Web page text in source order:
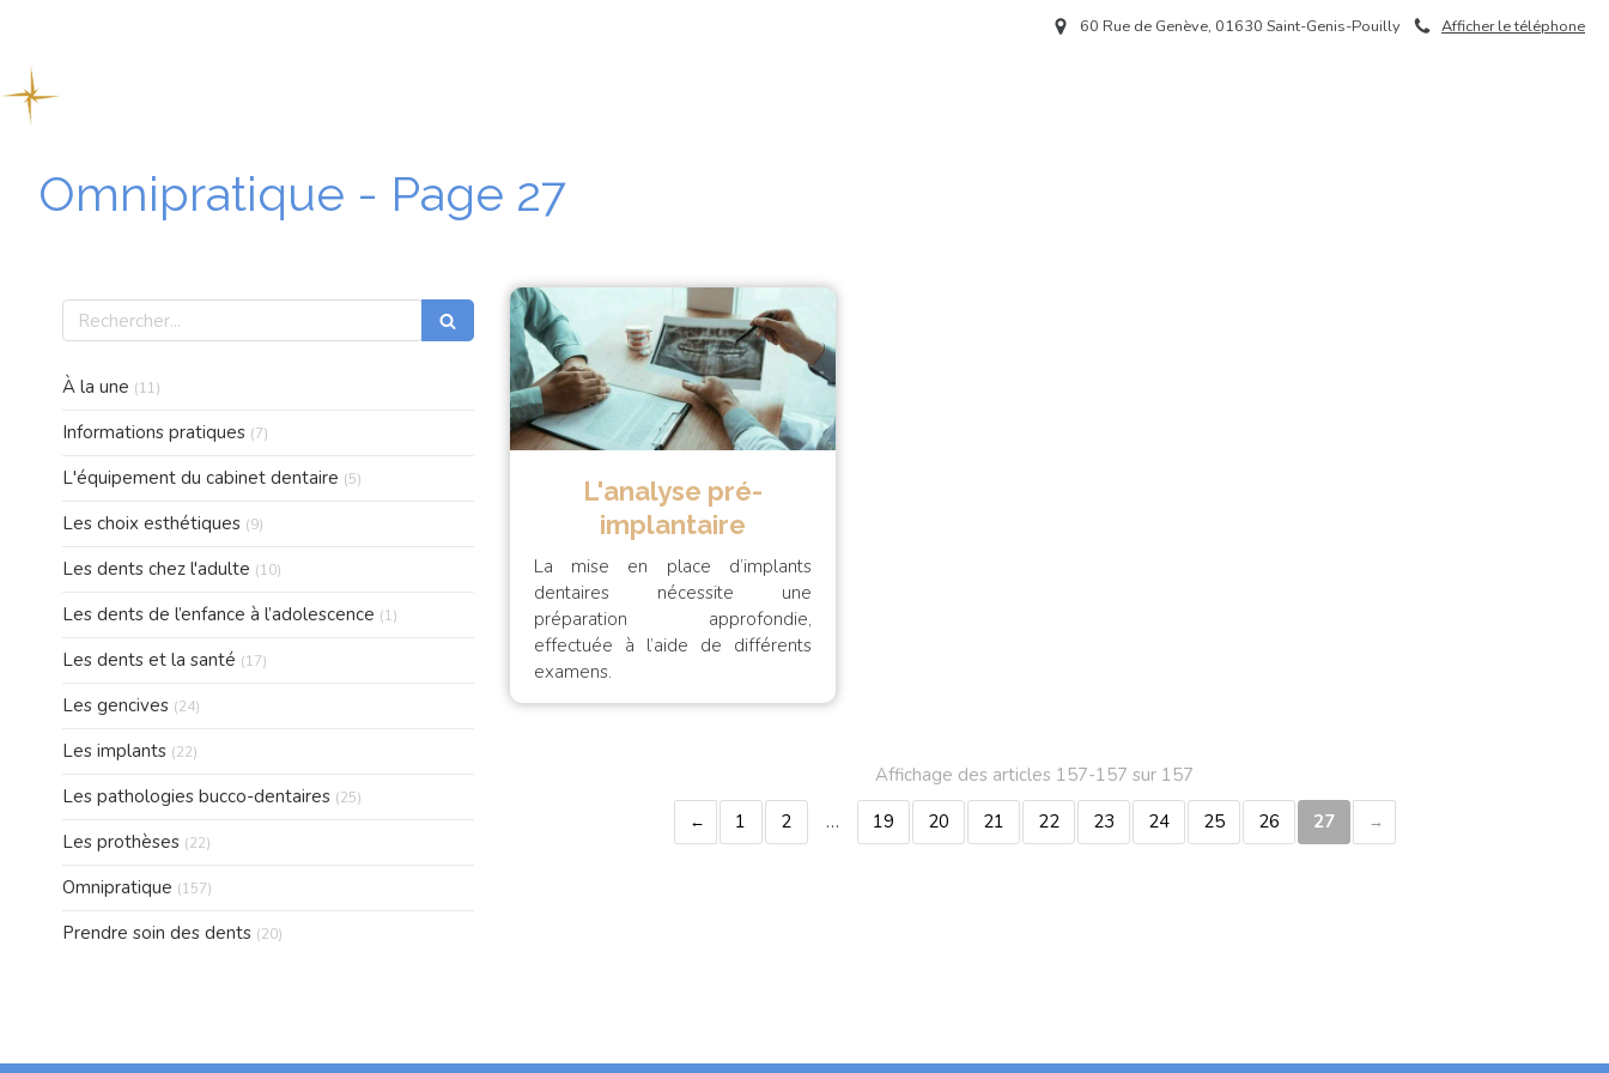
Afficher le téléphone
60 Rue de Genève, 01630 Saint-Genis-Pouilly
Omnipratique - Page 27
L'analyse pré-
implantaire
La mise en place d’implants
dentaires nécessite une
préparation approfondie,
effectuée à l’aide de différents
examens.
Affichage des articles 157-157 sur 157
1
2 … 19 20 21 22 23 24 25 26 27
Rechercher
À la une (11)
Informations pratiques (7)
L'équipement du cabinet dentaire (5)
Les choix esthétiques (9)
Les dents chez l'adulte (10)
Les dents de l’enfance à l’adolescence (1)
Les dents et la santé (17)
Les gencives (24)
Les implants (22)
Les pathologies bucco-dentaires (25)
Les prothèses (22)
Omnipratique (157)
Prendre soin des dents (20)